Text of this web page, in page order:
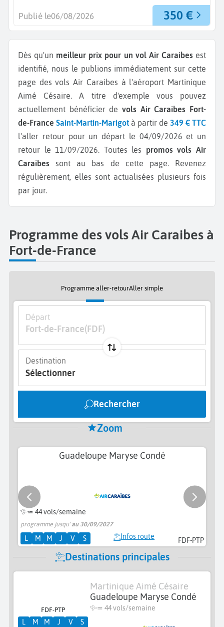
350 €
Publié le06/08/2026
Dès qu'un meilleur prix pour un vol Air Caraibes est
identifié, nous le publions immédiatement sur cette
page des vols Air Caraibes à l'aéroport Martinique
Aimé Césaire.A titre d'exemple vous pouvez
actuellement bénéficier de vols Air Caraibes Fort-
de-France Saint-Martin-Marigot à partir de 349 € TTC
l'aller retour pour un départ le 04/09/2026 et un
retour le 11/09/2026. Toutes les promos vols Air
Caraibes sont au bas de cette page. Revenez
régulièrement, elles sont actualisées plusieurs fois
par jour.
Programme des vols Air Caraibes à
Fort-de-France
Programme aller-retourAller simple
Départ
Fort-de-France(FDF)
Destination
Sélectionner
Rechercher
Zoom
FDF-PTP
Guadeloupe Maryse Condé
≃ 44 vols/semaine
programme jusqu'au 30/09/2027
L M M J V S Infos route
Destinations principales
FDF-PTP
Martinique Aimé Césaire
Guadeloupe Maryse Condé
≃ 44 vols/semaine
L
M M J V S